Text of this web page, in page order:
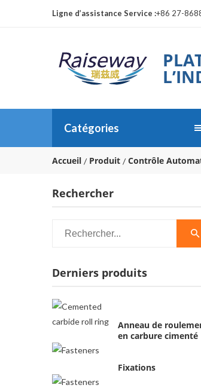
Ligne d’assistance Service :+86 27-
Catégories
Accueil Produit Contrôle
Rechercher
Derniers produits
Anneau de
en carbure cimenté
Fixations